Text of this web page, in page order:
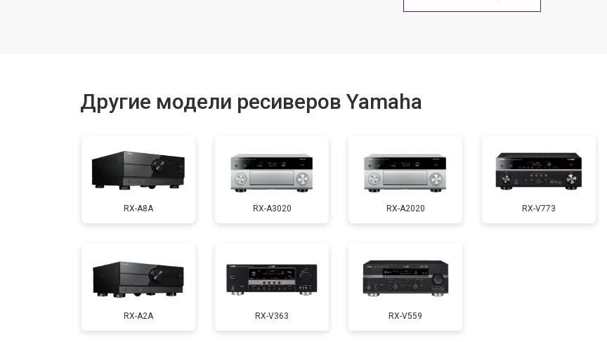
Другие модели ресиверов Yamaha
RX-A8A RX-A3020 RX-A2020 RX-V773
RX-A2A RX-V363 RX-V559